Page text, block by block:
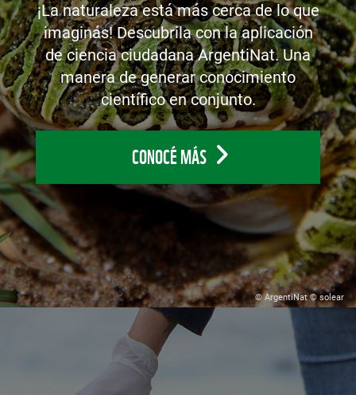
¡La naturaleza está más cerca de lo que
imaginás! Descubrila con la aplicación
de ciencia ciudadana ArgentiNat. Una
manera de generar conocimiento
científico en conjunto.
CONOCÉ MÁS
© ArgentiNat © solear